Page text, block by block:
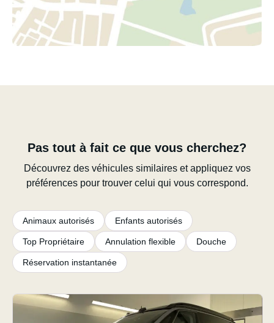
Pas tout à fait ce que vous cherchez?
Découvrez des véhicules similaires et appliquez vos
préférences pour trouver celui qui vous correspond.
Animaux autorisés Enfants autorisés
Top Propriétaire Annulation flexible Douche
Réservation instantanée